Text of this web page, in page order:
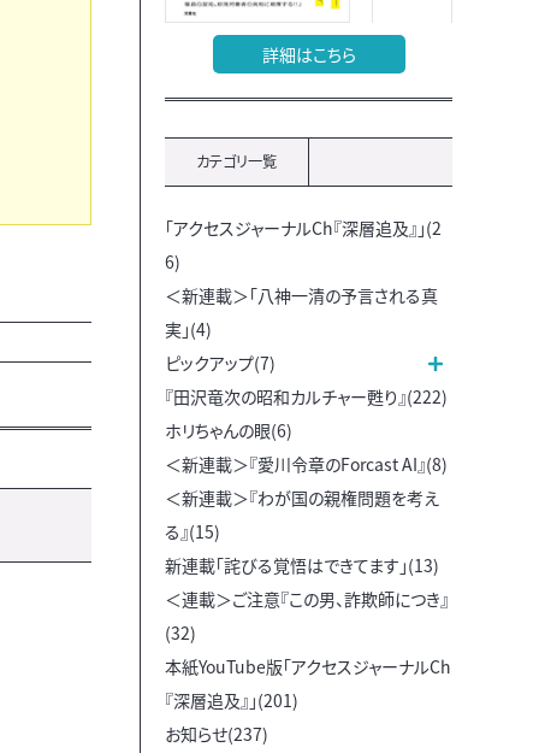
詳細はこちら
カテゴリ一覧
「アクセスジャーナルCh『深層追及』」(2
6)
＜新連載＞「八神一清の予言される真
実」(4)
ピックアップ(7)
『田沢竜次の昭和カルチャー甦り』(222)
ホリちゃんの眼(6)
＜新連載＞『愛川令章のForcast AI』(8)
＜新連載＞『わが国の親権問題を考え
る』(15)
新連載「詫びる覚悟はできてます」(13)
＜連載＞ご注意『この男、詐欺師につき』
(32)
本紙YouTube版「アクセスジャーナルCh
『深層追及』」(201)
お知らせ(237)